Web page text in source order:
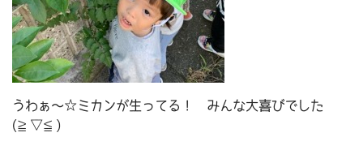
うわぁ～☆ミカンが生ってる！ みんな大喜びでした
(≧▽≦)